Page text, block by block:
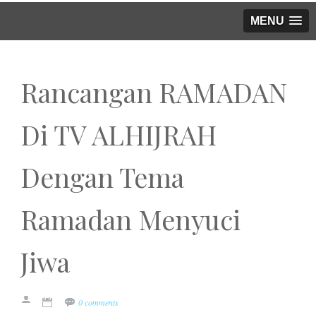
MENU
Rancangan RAMADAN
Di TV ALHIJRAH
Dengan Tema
Ramadan Menyuci
Jiwa
0 comments